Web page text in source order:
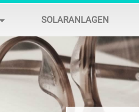
SOLARANLAGEN